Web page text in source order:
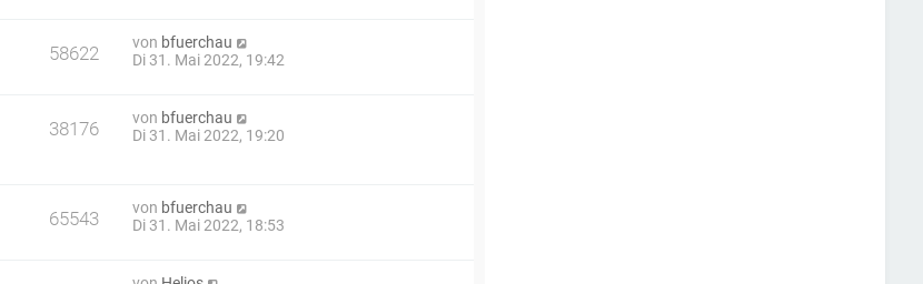
58622 von bfuerchau
Di 31. Mai 2022, 19:42
38176 von bfuerchau
Di 31. Mai 2022, 19:20
65543 von bfuerchau
Di 31. Mai 2022, 18:53